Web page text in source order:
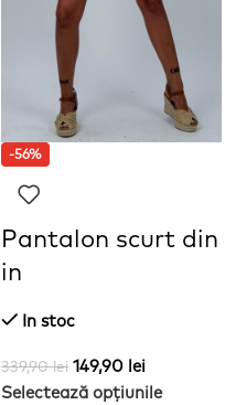
-56%
Pantalon scurt din
in
In stoc
339,90lei 149,90 lei
Selectează opțiunile